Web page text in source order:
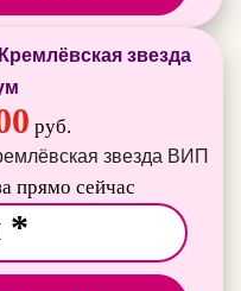
звезда
руб.
прямо сейчас